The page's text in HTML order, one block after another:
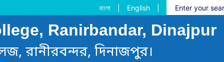
বাংলা English
Ranirbandar, Dinajpur
রানীরবন্দর, দিনাজপুর।